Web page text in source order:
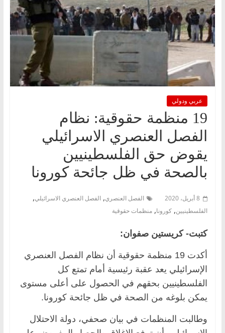
عربي ودولي
19 منظمة حقوقية: نظام
الفصل العنصري الاسرائيلي
يقوض حق الفلسطينيين
بالصحة في ظل جائحة كورونا
8 أبريل، 2020 الفصل العنصري, الفصل العنصري الاسرائيلي,
الفلسطينيين, كورونا, منظمات حقوقية
كتبت- كريستين صفوان:
أكدت 19 منظمة حقوقية أن نظام الفصل العنصري
الإسرائيلي يعد عقبة رئيسية أمام تمتع كل
الفلسطينيين بحقهم في الحصول على أعلى مستوى
يمكن بلوغه من الصحة في ظل جائحة كورونا.
وطالبت المنظمات في بيان صحفي، دولة الاحتلال